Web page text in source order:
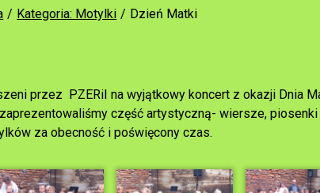
Kategoria: Motylki Dzień Matki
przez PZERiI na wyjątkowy koncert z okazji Dnia
część artystyczną- wiersze, piosenki
za obecność i poświęcony czas.